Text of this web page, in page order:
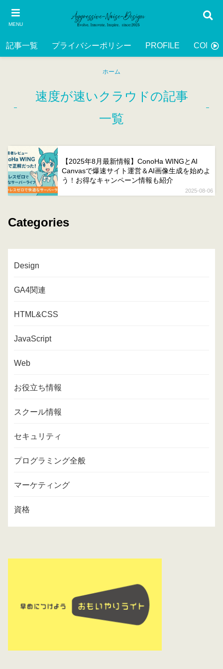
MENU
記事一覧 プライバシーポリシー PROFILE
ホーム
速度が速いクラウドの記事
一覧
2025-08-06
【2025年8月最新情報】ConoHa WINGとAI
Canvasで爆速サイト運営＆AI画像生成を始めよ
う！お得なキャンペーン情報も紹介
Categories
Design
GA4関連
HTML&CSS
JavaScript
Web
お役立ち情報
スクール情報
セキュリティ
プログラミング全般
マーケティング
資格